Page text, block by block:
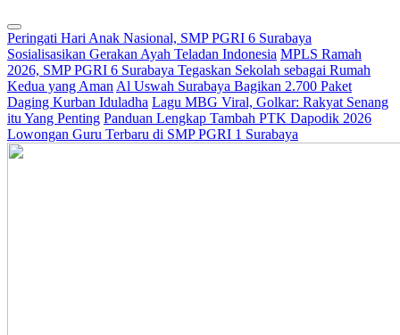
Peringati Hari Anak Nasional, SMP PGRI 6 Surabaya
Sosialisasikan Gerakan Ayah Teladan Indonesia MPLS Ramah
2026, SMP PGRI 6 Surabaya Tegaskan Sekolah sebagai Rumah
Kedua yang Aman Al Uswah Surabaya Bagikan 2.700 Paket
Daging Kurban Iduladha Lagu MBG Viral, Golkar: Rakyat Senang
itu Yang Penting Panduan Lengkap Tambah PTK Dapodik 2026
Lowongan Guru Terbaru di SMP PGRI 1 Surabaya